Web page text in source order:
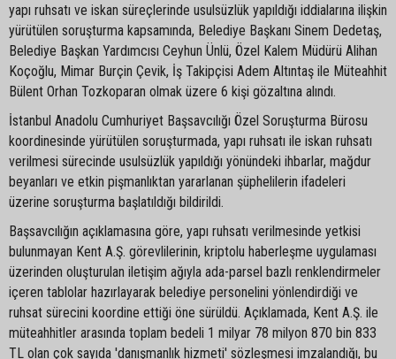
yapı ruhsatı ve iskan süreçlerinde usulsüzlük yapıldığı iddialarına ilişkin
yürütülen soruşturma kapsamında, Belediye Başkanı Sinem Dedetaş,
Belediye Başkan Yardımcısı Ceyhun Ünlü, Özel Kalem Müdürü Alihan
Koçoğlu, Mimar Burçin Çevik, İş Takipçisi Adem Altıntaş ile Müteahhit
Bülent Orhan Tozkoparan olmak üzere 6 kişi gözaltına alındı.
İstanbul Anadolu Cumhuriyet Başsavcılığı Özel Soruşturma Bürosu
koordinesinde yürütülen soruşturmada, yapı ruhsatı ile iskan ruhsatı
verilmesi sürecinde usulsüzlük yapıldığı yönündeki ihbarlar, mağdur
beyanları ve etkin pişmanlıktan yararlanan şüphelilerin ifadeleri
üzerine soruşturma başlatıldığı bildirildi.
Başsavcılığın açıklamasına göre, yapı ruhsatı verilmesinde yetkisi
bulunmayan Kent A.Ş. görevlilerinin, kriptolu haberleşme uygulaması
üzerinden oluşturulan iletişim ağıyla ada-parsel bazlı renklendirmeler
içeren tablolar hazırlayarak belediye personelini yönlendirdiği ve
ruhsat sürecini koordine ettiği öne sürüldü. Açıklamada, Kent A.Ş. ile
müteahhitler arasında toplam bedeli 1 milyar 78 milyon 870 bin 833
TL olan çok sayıda 'danışmanlık hizmeti' sözleşmesi imzalandığı, bu